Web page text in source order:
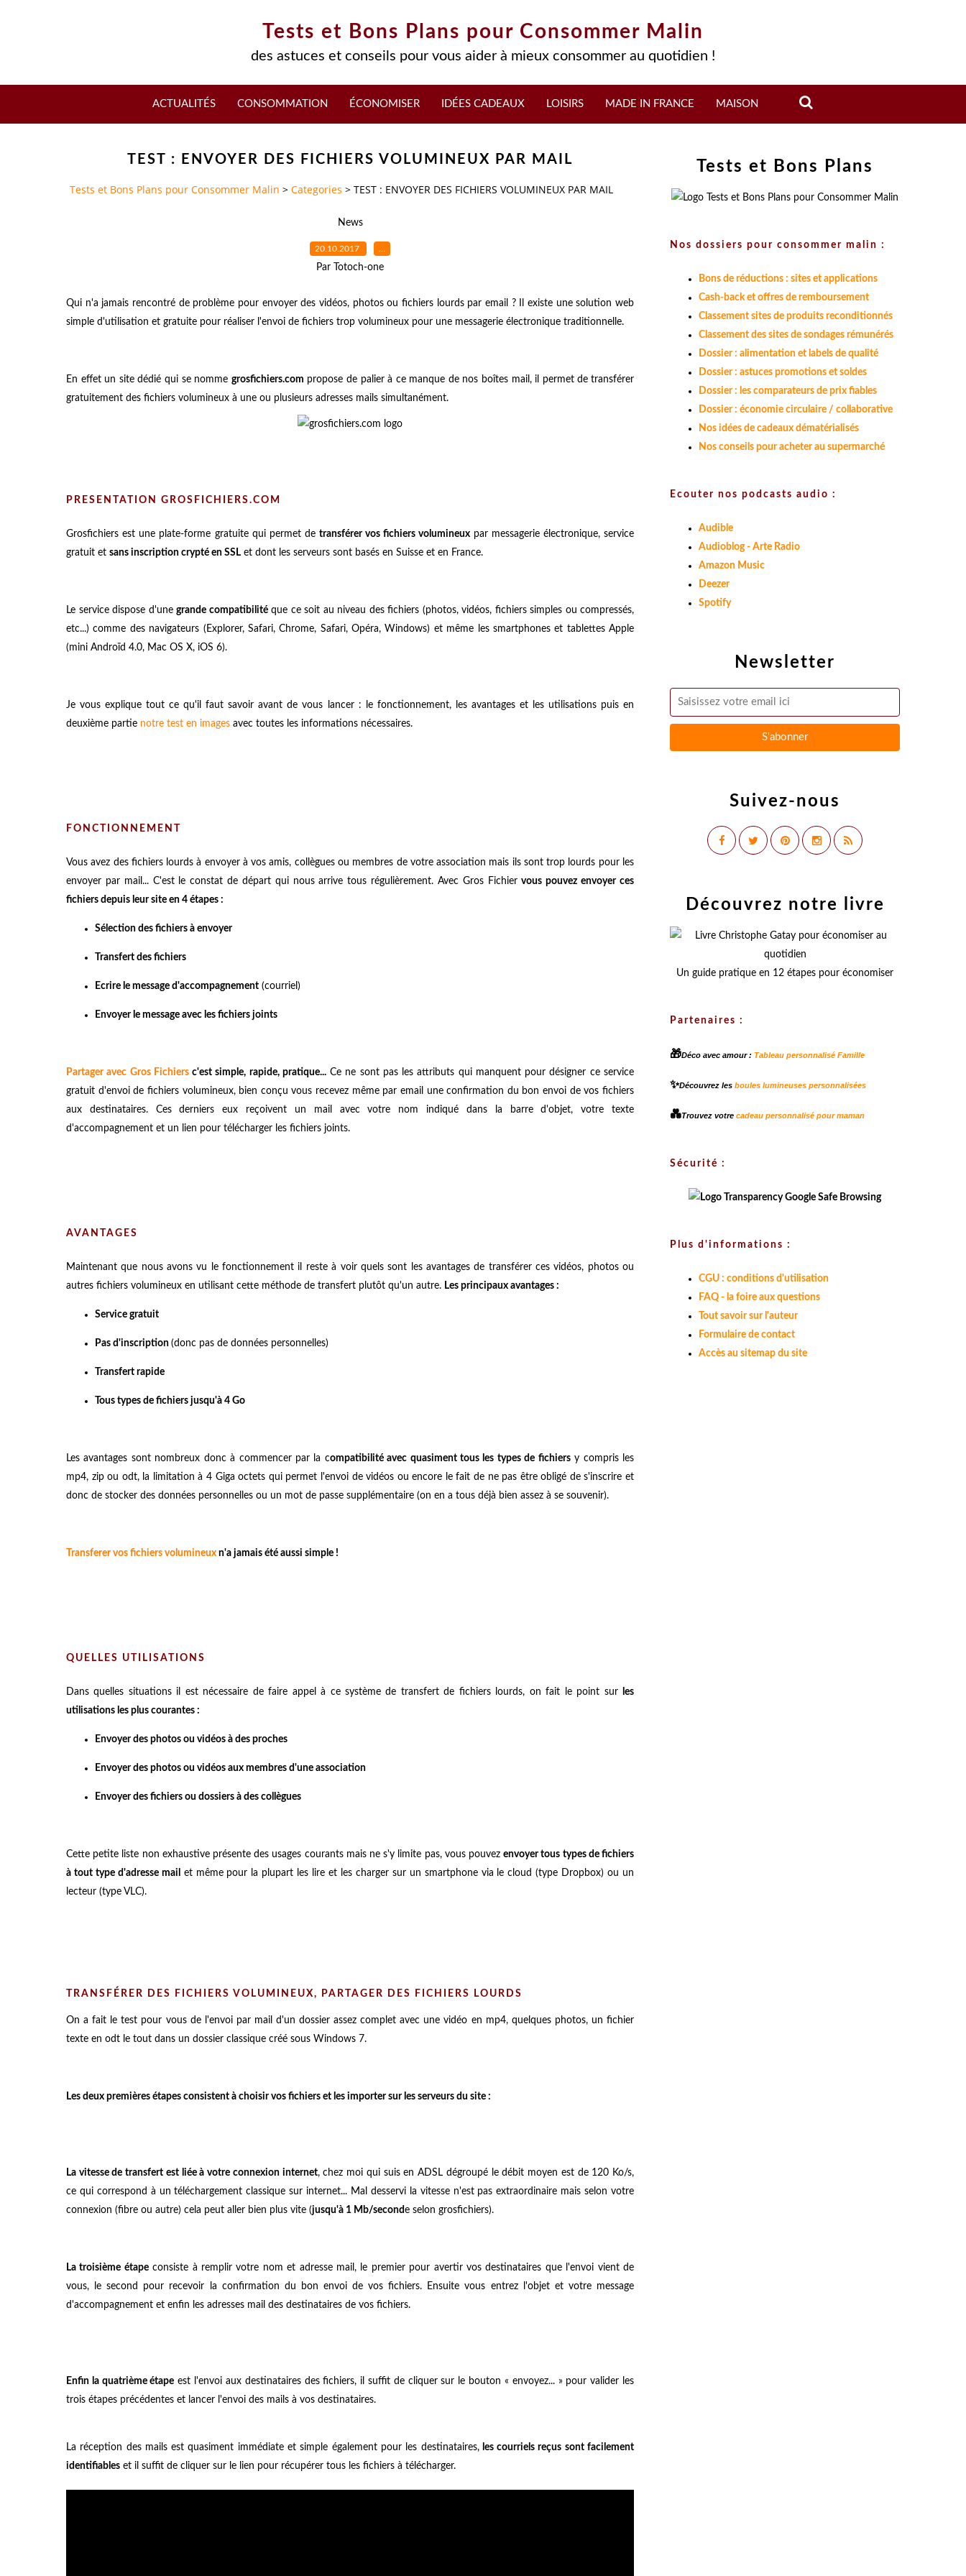
Tests et Bons Plans pour Consommer Malin
des astuces et conseils pour vous aider à mieux consommer au quotidien !
ACTUALITÉS CONSOMMATION ÉCONOMISER IDÉES CADEAUX LOISIRS MADE IN FRANCE MAISON
TEST : ENVOYER DES FICHIERS VOLUMINEUX PAR MAIL
Tests et Bons Plans pour Consommer Malin > Categories > TEST : ENVOYER DES FICHIERS VOLUMINEUX PAR MAIL
News
20.10.2017 …
Par Totoch-one
Qui n'a jamais rencontré de problème pour envoyer des vidéos, photos ou fichiers lourds par email ? Il existe une solution web
simple d'utilisation et gratuite pour réaliser l'envoi de fichiers trop volumineux pour une messagerie électronique traditionnelle.
En effet un site dédié qui se nomme grosfichiers.com propose de palier à ce manque de nos boîtes mail, il permet de transférer
gratuitement des fichiers volumineux à une ou plusieurs adresses mails simultanément.
PRESENTATION GROSFICHIERS.COM
Grosfichiers est une plate-forme gratuite qui permet detransférer vos fichiers volumineux par messagerie électronique, service
gratuit et sans inscription crypté en SSL et dont les serveurs sont basés en Suisse et en France.
Le service dispose d'une grande compatibilitéque ce soit au niveau des fichiers (photos, vidéos, fichiers simples ou compressés,
etc...) comme des navigateurs (Explorer, Safari, Chrome, Safari, Opéra, Windows) et même les smartphones et tablettes Apple
(mini Androïd 4.0, Mac OS X, iOS 6).
Je vous explique tout ce qu'il faut savoir avant de vous lancer : le fonctionnement, les avantages et les utilisations puis en
deuxième partie notre test en images avec toutes les informations nécessaires.
FONCTIONNEMENT
Vous avez des fichiers lourds à envoyer à vos amis, collègues ou membres de votre association mais ils sont trop lourds pour les
envoyer par mail... C'est le constat de départ qui nous arrive tous régulièrement. Avec Gros Fichiervous pouvez envoyer ces
fichiers depuis leur site en 4 étapes :
Sélection des fichiers à envoyer
Transfert des fichiers
Ecrire le message d'accompagnement (courriel)
Envoyer le message avec les fichiers joints
Partager avec Gros Fichiersc'est simple, rapide, pratique...Ce ne sont pas les attributs qui manquent pour désigner ce service
gratuit d'envoi de fichiers volumineux, bien conçu vous recevez même par email une confirmation du bon envoi de vos fichiers
aux destinataires. Ces derniers eux reçoivent un mail avec votre nom indiqué dans la barre d'objet, votre texte
d'accompagnement et un lien pour télécharger les fichiers joints.
AVANTAGES
Maintenant que nous avons vu le fonctionnement il reste à voir quels sont les avantages de transférer ces vidéos, photos ou
autres fichiers volumineux en utilisant cette méthode de transfert plutôt qu'un autre. Les principaux avantages :
Service gratuit
Pas d'inscription (donc pas de données personnelles)
Transfert rapide
Tous types de fichiers jusqu'à 4 Go
Les avantages sont nombreux donc à commencer par la compatibilité avec quasiment tous les types de fichiersy compris les
mp4, zip ou odt, la limitation à 4 Giga octets qui permet l'envoi de vidéos ou encore le fait de ne pas être obligé de s'inscrire et
donc de stocker des données personnelles ou un mot de passe supplémentaire (on en a tous déjà bien assez à se souvenir).
Transferer vos fichiers volumineux n'a jamais été aussi simple !
QUELLES UTILISATIONS
Dans quelles situations il est nécessaire de faire appel à ce système de transfert de fichiers lourds, on fait le point sur
les
utilisations les plus courantes :
Envoyer des photos ou vidéos à des proches
Envoyer des photos ou vidéos aux membres d'une association
Envoyer des fichiers ou dossiers à des collègues
Cette petite liste non exhaustive présente des usages courants mais ne s'y limite pas, vous pouvezenvoyer tous types de fichiers
à tout type d'adresse mail
et même pour la plupart les lire et les charger sur un smartphone via le cloud (type Dropbox) ou un
lecteur (type VLC).
TRANSFÉRER DES FICHIERS VOLUMINEUX, PARTAGER DES FICHIERS LOURDS
On a fait le test pour vous de l'envoi par mail d'un dossier assez complet avec une vidéo en mp4, quelques photos, un fichier
texte en odt le tout dans un dossier classique créé sous Windows 7.
Les deux premières étapes consistent à choisir vos fichiers et les importer sur les serveurs du site :
La vitesse de transfert est liée à votre connexion internet, chez moi qui suis en ADSL dégroupé le débit moyen est de 120 Ko/s,
ce qui correspond à un téléchargement classique sur internet... Mal desservi la vitesse n'est pas extraordinaire mais selon votre
connexion (fibre ou autre) cela peut aller bien plus vite (jusqu'à 1 Mb/seconde selon grosfichiers).
La troisième étapeconsiste à remplir votre nom et adresse mail, le premier pour avertir vos destinataires que l'envoi vient de
vous, le second pour recevoir la confirmation du bon envoi de vos fichiers. Ensuite vous entrez l'objet et votre message
d'accompagnement et enfin les adresses mail des destinataires de vos fichiers.
Enfin la quatrième étape est l'envoi aux destinataires des fichiers, il suffit de cliquer sur le bouton « envoyez... » pour valider les
trois étapes précédentes et lancer l'envoi des mails à vos destinataires.
La réception des mails est quasiment immédiate et simple également pour les destinataires,les courriels reçus sont facilement
identifiables et il suffit de cliquer sur le lien pour récupérer tous les fichiers à télécharger.
Newsletter
Suivez-nous
Tests et Bons Plans
Nos dossiers pour consommer malin :
Bons de réductions : sites et applications
Cash-back et offres de remboursement
Classement sites de produits reconditionnés
Classement des sites de sondages rémunérés
Dossier : alimentation et labels de qualité
Dossier : astuces promotions et soldes
Dossier : les comparateurs de prix fiables
Dossier : économie circulaire / collaborative
Nos idées de cadeaux dématérialisés
Nos conseils pour acheter au supermarché
Ecouter nos podcasts audio :
Audible
Audioblog - Arte Radio
Amazon Music
Deezer
Spotify
Découvrez notre livre
Un guide pratique en 12 étapes pour économiser
Partenaires :
🎁Déco avec amour : Tableau personnalisé Famille
✨Découvrez les boules lumineuses personnalisées
💑Trouvez votre cadeau personnalisé pour maman
Sécurité :
Plus d'informations :
CGU : conditions d'utilisation
FAQ - la foire aux questions
Tout savoir sur l'auteur
Formulaire de contact
Accès au sitemap du site